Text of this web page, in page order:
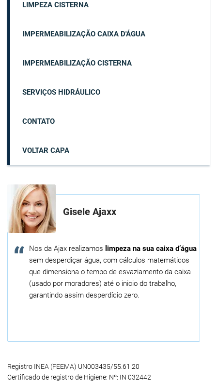
LIMPEZA CISTERNA
IMPERMEABILIZAÇÃO CAIXA D'ÁGUA
IMPERMEABILIZAÇÃO CISTERNA
SERVIÇOS HIDRÁULICO
CONTATO
VOLTAR CAPA
Gisele Ajaxx
Nos da Ajax realizamos limpeza na sua caixa d’água
sem desperdiçar água, com cálculos matemáticos
que dimensiona o tempo de esvaziamento da caixa
(usado por moradores) até o inicio do trabalho,
garantindo assim desperdício zero.
Registro INEA (FEEMA) UN003435/55.61.20
Certificado de registro de Higiene: Nº: IN 032442